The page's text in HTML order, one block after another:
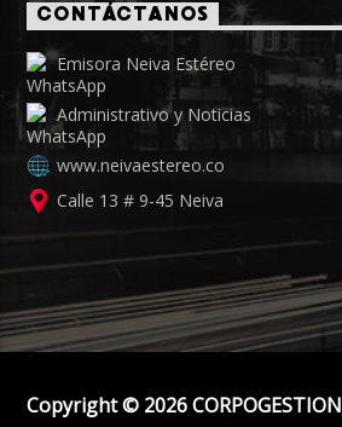
CONTÁCTANOS
Emisora Neiva Estéreo
Administrativo y Noticias
www.neivaestereo.co
Calle 13 # 9-45 Neiva
Copyright © 2026 CORPOGESTION